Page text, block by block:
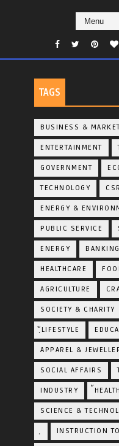
TAGS
BUSINESS &
ENTERTAINMENT
GOVERNMENT
TECHNOLOGY CSR
ENERGY &
PUBLIC SERVICE
ENERGY
HEALTHCARE
AGRICULTURE
SOCIETY & CHARITY
ฺัLIFESTYLE
APPAREL &
SOCIAL AFFAIRS
INDUSTRY
SCIENCE &
INSTRUCTION